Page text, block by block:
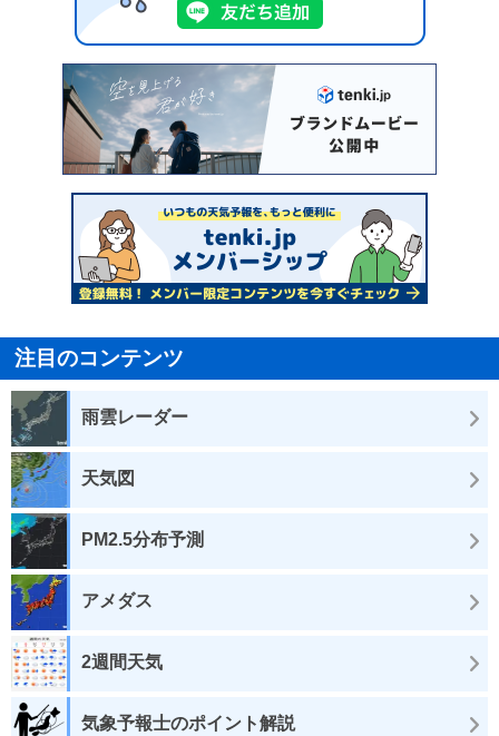
注目のコンテンツ
雨雲レーダー
天気図
PM2.5分布予測
アメダス
2週間天気
気象予報士のポイント解説